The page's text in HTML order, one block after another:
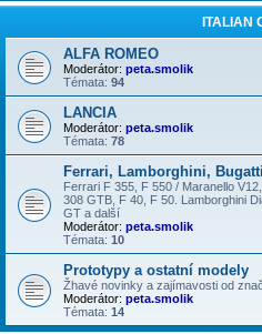
ITALIAN
ALFA ROMEO
Moderátor: peta.smolik
Témata: 94
LANCIA
Moderátor: peta.smolik
Témata: 78
Ferrari, Lamborghini, Bugatti
Ferrari F 355, F 550 / Maranello
308 GTB, F 40, F 50. Lamborghini
GT a další
Moderátor: peta.smolik
Témata: 10
Prototypy a ostatní modely
Žhavé novinky a zajímavosti od
Moderátor: peta.smolik
Témata: 14